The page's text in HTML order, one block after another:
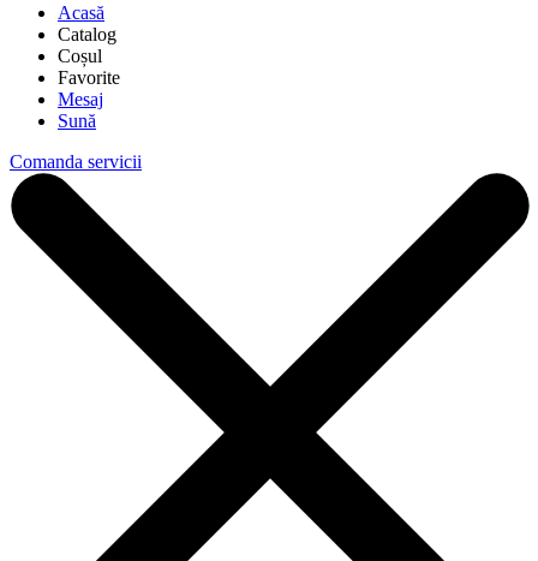
Acasă
Catalog
Coșul
Favorite
Mesaj
Sună
Comanda servicii